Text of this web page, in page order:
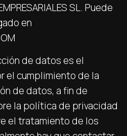
SL. Puede
en
de datos es el
el cumplimiento de la
de datos, a fin de
la política de privacidad
el tratamiento de los